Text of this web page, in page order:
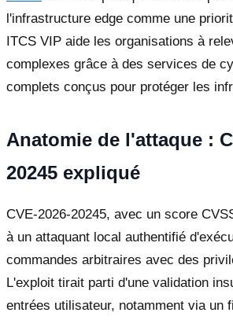
l'infrastructure edge comme une
ITCS VIP aide les organisations à
complexes grâce à des services de
complets conçus pour protéger les
Anatomie de l'attaque :
20245 expliqué
CVE-2026-20245, avec un score
à un attaquant local authentifié
commandes arbitraires avec des
L'exploit tirait parti d'une validation
entrées utilisateur, notamment via un